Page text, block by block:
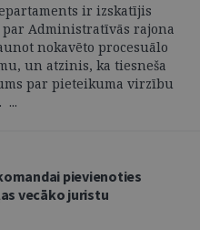
ir izskatījis
Administratīvās rajona
nokavēto procesuālo
un atzinis, ka tiesneša
par pieteikuma virzību
...
pievienoties
vecāko juristu